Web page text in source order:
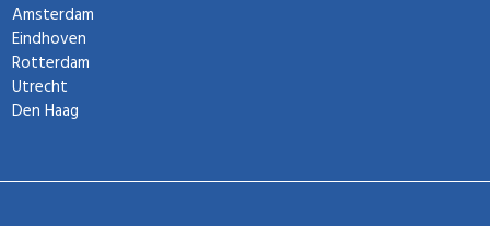
Amsterdam
Eindhoven
Rotterdam
Utrecht
Den Haag